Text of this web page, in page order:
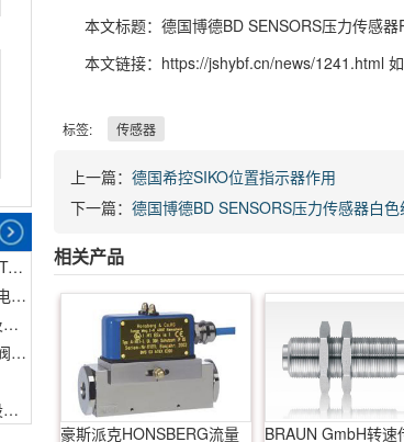
FESTO仿生蝴蝶结构及原理,FESTO仿生蝴蝶具有什么功能
电磁阀上的三根线怎么接,三线制电磁阀接线
德国REXROTH变频器故障代码及故障解决方法
比例阀调节压力和流量,流量比例阀的控制方法
德国REXROTH变频器功能参数设置与操作方法介绍。
本文标题：德国博德BD SENSORS压力传感
本文链接：https://jshybf.cn/news/1241.html
标签: 传感器
上一篇： 德国希控SIKO位置指示器作用
下一篇： 德国博德BD SENSORS压力传感器白
相关产品
豪斯派克HONSBERG流量
BRAUN GmbH转速